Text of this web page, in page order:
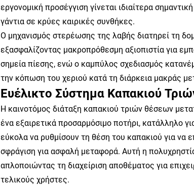
εργονομική προσέγγιση γίνεται ιδιαίτερα
γάντια σε κρύες καιρικές συνθήκες.
Ο μηχανισμός στερέωσης της λαβής διατηρεί τη
εξασφαλίζοντας μακροπρόθεσμη αξιοπιστία για
σημεία πίεσης, ενώ ο καμπύλος σχεδιασμός
την κόπωση του χεριού κατά τη διάρκεια μακράς
Ευέλικτο Σύστημα Καπακιού
Η καινοτόμος διάταξη καπακιού τριών θέσεων
ένα εξαιρετικά προσαρμόσιμο ποτήρι, κατάλληλο
εύκολα να ρυθμίσουν τη θέση του καπακιού για
σφράγιση για ασφαλή μεταφορά. Αυτή η
απλοποιώντας τη διαχείριση αποθέματος για
τελικούς χρήστες.